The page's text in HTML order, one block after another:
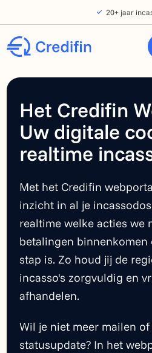
Verder naar navigatie 20+ jaar
Het Credifin
Uw digitale
realtime
Met het Credifin
inzicht in al je
realtime welke acties we
betalingen binnenkomen
stap is. Zo houd jij de
incasso's zorgvuldig en
afhandelen.
Wil je niet meer mailen
statusupdate? In het